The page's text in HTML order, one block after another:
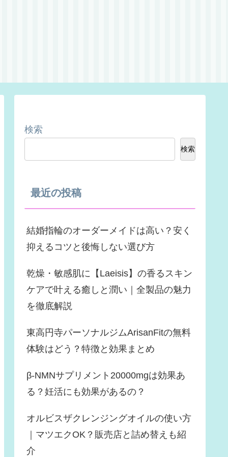
検索
検索
最近の投稿
結婚指輪のオーダーメイドは高い？安く
抑えるコツと後悔しない選び方
乾燥・敏感肌に【Laeisis】の香るスキン
ケアで叶える癒しと潤い｜全製品の魅力
を徹底解説
東高円寺パーソナルジムArisanFitの無料
体験はどう？特徴と効果まとめ
β-NMNサプリメント20000mgは効果あ
る？妊活にも効果があるの？
オルビスザクレンジングオイルの使い方
｜マツエクOK？販売店と詰め替えも紹
介